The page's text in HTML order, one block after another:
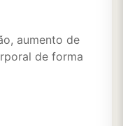
aumento de
de forma